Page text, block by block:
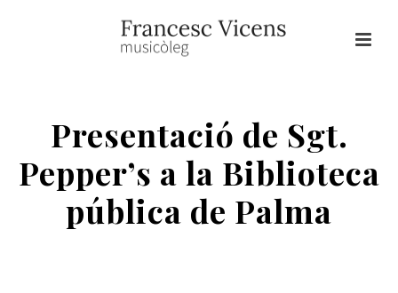
Presentació de Sgt.
Pepper’s a la Biblioteca
pública de Palma